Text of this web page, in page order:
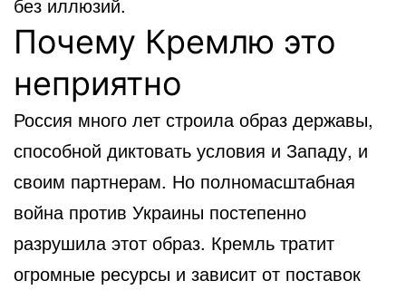
без иллюзий.
Почему Кремлю это
неприятно
Россия много лет строила образ державы,
способной диктовать условия и Западу, и
своим партнерам. Но полномасштабная
война против Украины постепенно
разрушила этот образ. Кремль тратит
огромные ресурсы и зависит от поставок